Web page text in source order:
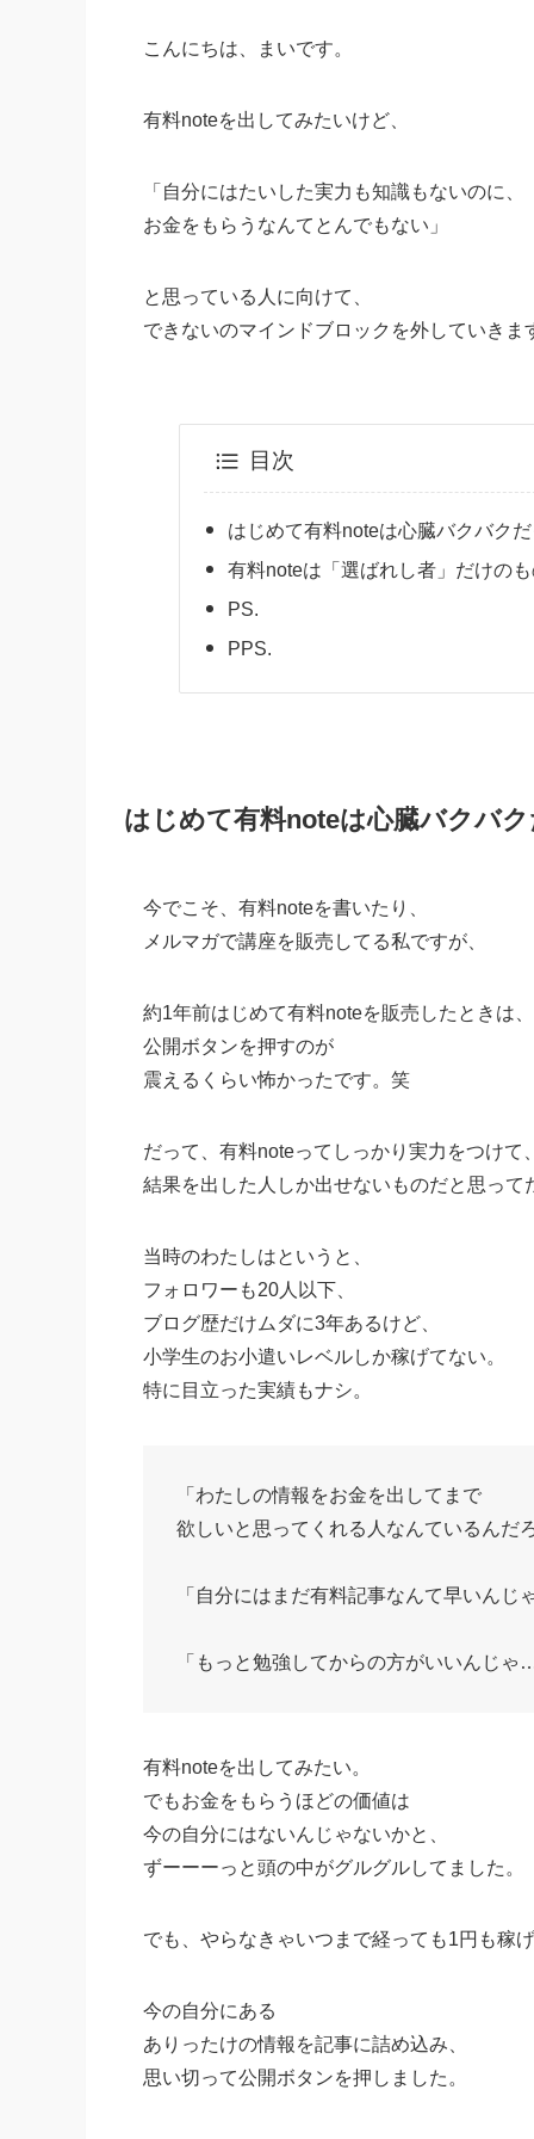
こんにちは、まいです。
有料noteを出してみたいけど、
「自分にはたいした実力も知識もないのに、
お金をもらうなんてとんでもない」
と思っている人に向けて、
できないのマインドブロックを外していきま
目次
はじめて有料noteは心臓バクバクだ
有料noteは「選ばれし者」だけの
PS.
PPS.
はじめて有料noteは心臓バクバク
今でこそ、有料noteを書いたり、
メルマガで講座を販売してる私ですが、
約1年前はじめて有料noteを販売したときは、
公開ボタンを押すのが
震えるくらい怖かったです。笑
だって、有料noteってしっかり実力をつけて、
結果を出した人しか出せないものだと思って
当時のわたしはというと、
フォロワーも20人以下、
ブログ歴だけムダに3年あるけど、
小学生のお小遣いレベルしか稼げてない。
特に目立った実績もナシ。
「わたしの情報をお金を出してまで
欲しいと思ってくれる人なんているんだ
「自分にはまだ有料記事なんて早いんじ
「もっと勉強してからの方がいいんじゃ…
有料noteを出してみたい。
でもお金をもらうほどの価値は
今の自分にはないんじゃないかと、
ずーーーっと頭の中がグルグルしてました。
でも、やらなきゃいつまで経っても1円も稼げ
今の自分にある
ありったけの情報を記事に詰め込み、
思い切って公開ボタンを押しました。